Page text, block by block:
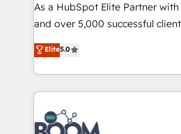
de conversion qui
opportunités d'affaires ➤ La mise en place de
stratégies d'acquisition
inbound, automatisation
emailing) Informations clés : - 10 ans d'expérience -
100+ intégrations CRM
experts conseil - 150
cumulées
As a HubSpot Elite Partner
and over 5,000 successful
Vonazon turns marketing
measurable, scalable growth.
enterprise-grade campaigns,
builds scalable strategies that
revenue. ⚙️ HubSpot Integration & Optimization •
Seamless CRM, CMS, and
Elite5.0